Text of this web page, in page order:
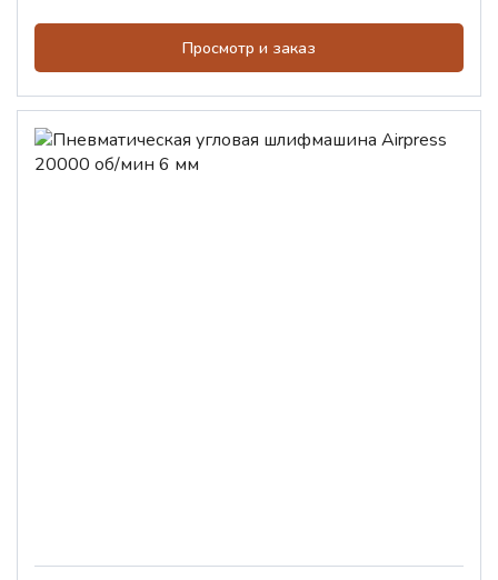
Просмотр и заказ